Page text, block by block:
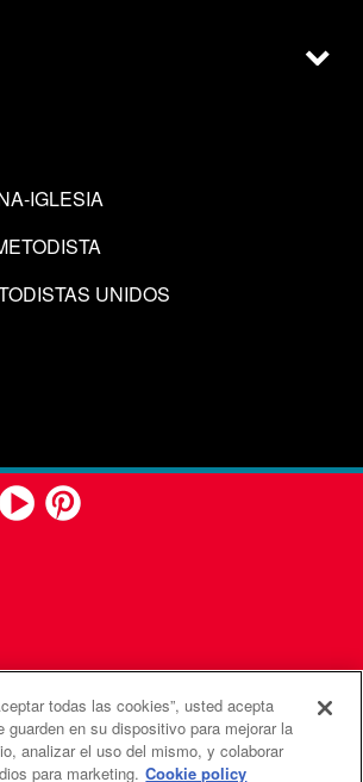
IGLESIA
UNIDOS
Unidas es una agencia de la
Iglesia Metodista Unida
todas las cookies”, usted acepta
guarden en su dispositivo para mejorar la
analizar el uso del mismo, y colaborar
para marketing. Cookie policy